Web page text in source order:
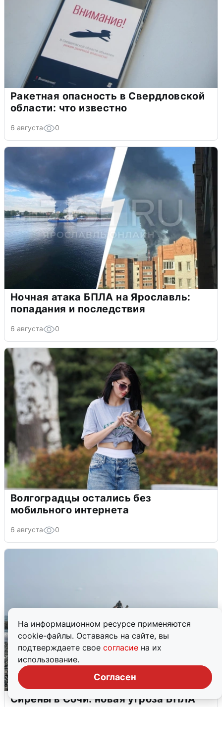
На информационном ресурсе применяются
cookie-файлы. Оставаясь на сайте, вы
подтверждаете свое согласие на их
использование.
Согласен
Ракетная опасность в Свердловской
области: что известно
6 августа 0
Ночная атака БПЛА на Ярославль:
попадания и последствия
6 августа 0
Волгоградцы остались без
мобильного интернета
6 августа 0
Сирены в Сочи: новая угроза БПЛА